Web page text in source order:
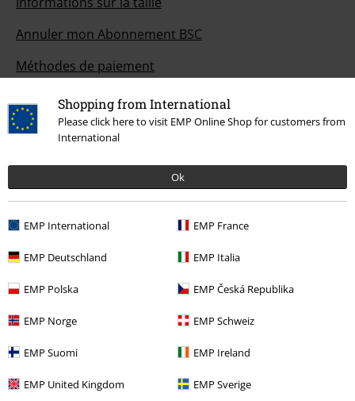
Shopping from International
Please click here to visit EMP Online Shop for customers from
International
Ok
EMP International EMP France
EMP Deutschland EMP Italia
EMP Polska EMP Česká Republika
EMP Norge EMP Schweiz
EMP Suomi EMP Ireland
EMP United Kingdom EMP Sverige
Annuler mon Abonnement BSC
Méthodes de paiement
Offre pour toi
Concours
Bons d'achat Large
EMP Backstage Club